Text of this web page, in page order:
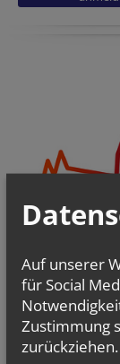
Auf unserer
für Social
Zustimmung
zurückziehen.